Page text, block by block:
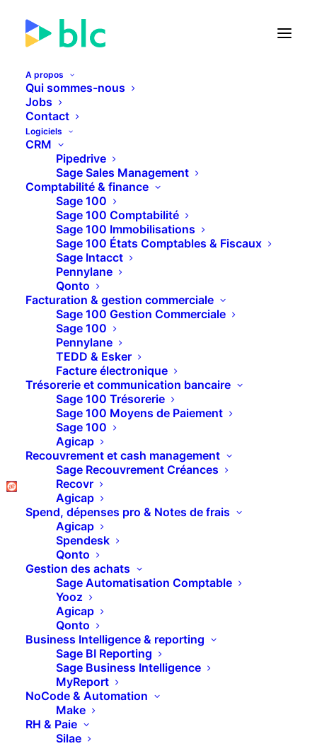
A propos
Qui sommes-nous
Jobs
Contact
Logiciels
CRM
Pipedrive
Sage Sales Management
Comptabilité & finance
Sage 100
Sage 100 Comptabilité
Sage 100 Immobilisations
Sage 100 États Comptables & Fiscaux
Sage Intacct
Pennylane
Qonto
Facturation & gestion commerciale
Sage 100 Gestion Commerciale
Sage 100
Pennylane
TEDD & Esker
Facture électronique
Trésorerie et communication bancaire
Sage 100 Trésorerie
Sage 100 Moyens de Paiement
Sage 100
Agicap
Recouvrement et cash management
Sage Recouvrement Créances
Recovr
Agicap
Spend, dépenses pro & Notes de frais
Agicap
Spendesk
Qonto
Gestion des achats
Sage Automatisation Comptable
Yooz
Agicap
Qonto
Business Intelligence & reporting
Sage BI Reporting
Sage Business Intelligence
MyReport
NoCode & Automation
Make
RH & Paie
Silae
🚀 Lancement de la Facture
24JOURS00HEURES38
PLUS D'INFOS
Laissez-nous vos
coordonnées
Un projet de déploiement d’un
logiciel ?
Une question sur les fonctionnalités
?
Voir une démo en live ?
N’hésitez pas, on est disponible
pour parler de tout ça